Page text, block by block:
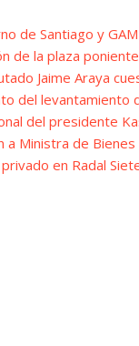
de Santiago y
de la plaza
Jaime Araya
del levantamiento
del presidente
a Ministra de
en Radal